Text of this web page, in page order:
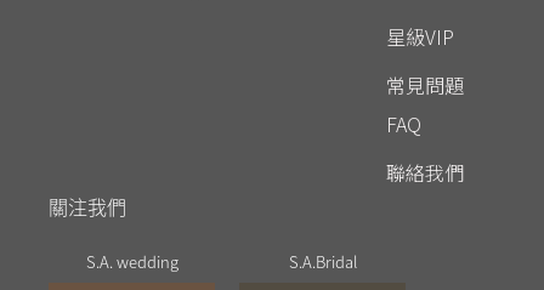
星級VIP
常見問題
FAQ
聯絡我們
關注我們
S.A. wedding S.A.Bridal